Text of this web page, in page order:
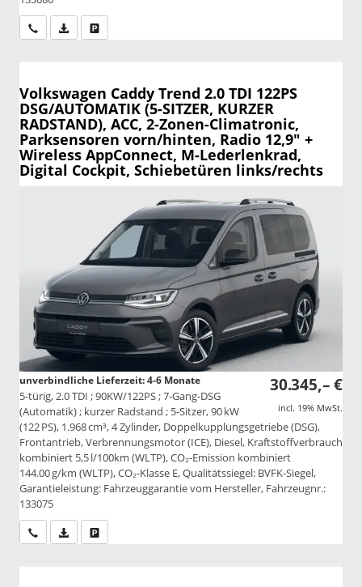
Wir rufen Sie anPDF-Datei, Fahrzeugexposé drucken
Volkswagen Caddy Trend 2.0 TDI 122PS
DSG/AUTOMATIK (5-SITZER, KURZER
RADSTAND), ACC, 2-Zonen-Climatronic,
Parksensoren vorn/hinten, Radio 12,9" +
Wireless AppConnect, M-Lederlenkrad,
Digital Cockpit, Schiebetüren links/rechts
30.345,– €
incl. 19% MwSt.
unverbindliche Lieferzeit: 4-6 Monate
5-türig, 2.0 TDI ; 90KW/122PS ; 7-Gang-DSG
(Automatik) ; kurzer Radstand ; 5-Sitzer, 90 kW
(122 PS), 1.968 cm³, 4 Zylinder, Doppelkupplungsgetriebe (DSG),
Frontantrieb, Verbrennungsmotor (ICE), Diesel, Kraftstoffverbrauch
kombiniert 5,5 l/100km (WLTP), CO₂-Emission kombiniert
144.00 g/km (WLTP), CO₂-Klasse E, Qualitätssiegel: BVFK-Siegel,
Garantieleistung: Fahrzeuggarantie vom Hersteller, Fahrzeugnr.:
133075
Wir rufen Sie anPDF-Datei, Fahrzeugexposé drucken